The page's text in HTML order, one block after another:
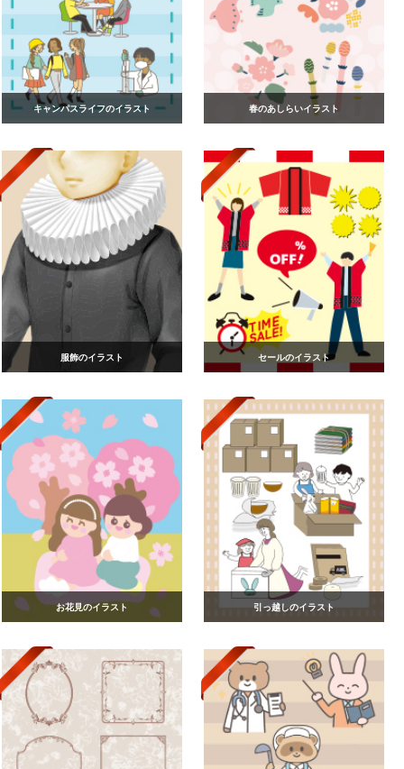
キャンパスライフのイラスト 春のあしらいイラスト
服飾のイラスト セールのイラスト
お花見のイラスト 引っ越しのイラスト